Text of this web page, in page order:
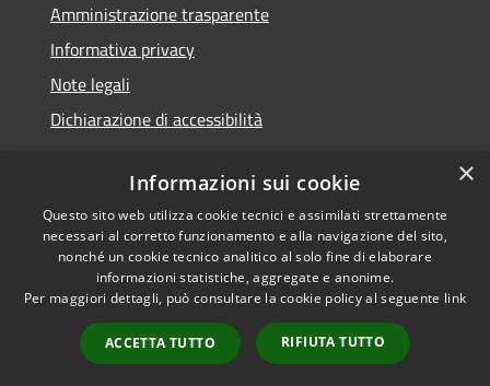
Amministrazione trasparente
Informativa privacy
Note legali
Dichiarazione di accessibilità
RSS
Accessibilità
Cookie
Mappa del sito
WebMail
Copyright © 2026 • Comune di
Santa Teresa Gallura •
Powered byMunicipium
Accesso redazione
×
Informazioni sui cookie
Questo sito web utilizza cookie tecnici e assimilati strettamente
necessari al corretto funzionamento e alla navigazione del sito,
nonché un cookie tecnico analitico al solo fine di elaborare
informazioni statistiche, aggregate e anonime.
Per maggiori dettagli, può consultare la cookie policy al seguente link
ACCETTA TUTTO RIFIUTA TUTTO